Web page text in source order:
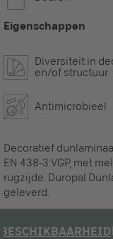
Eigenschappen
Diversiteit in
en/of structuur
Antimicrobieel
Decoratief
EN 438-3:VGP, met
rugzijde. Duropal
geleverd.
BESCHIKBAARHEID